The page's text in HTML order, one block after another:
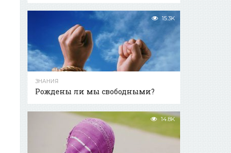
15.3K
ЗНАНИЯ
Рождены ли мы свободными?
14.8K